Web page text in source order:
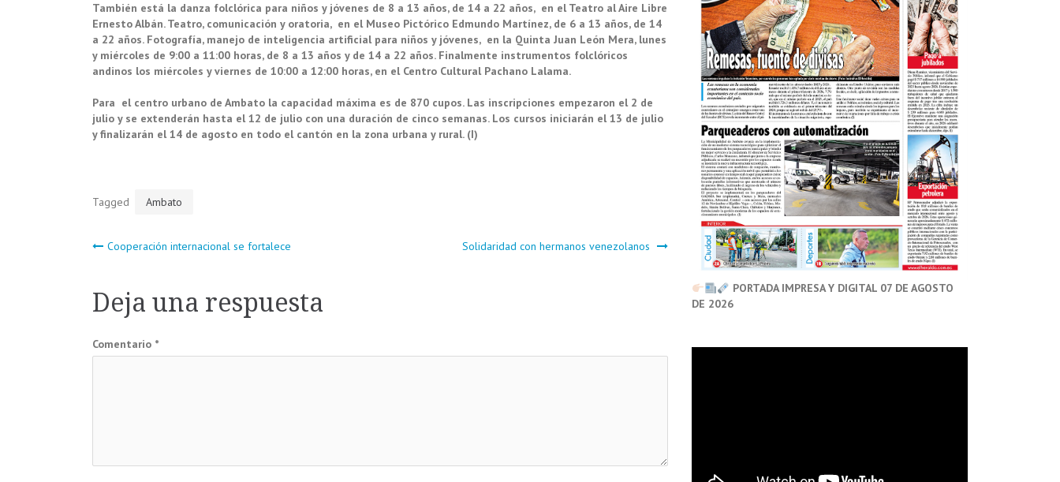
También está la danza folclórica para niños y jóvenes de 8 a 13 años, de 14 a 22 años, en el Teatro al Aire Libre
Ernesto Albán. Teatro, comunicación y oratoria, en el Museo Pictórico Edmundo Martínez, de 6 a 13 años, de 14
a 22 años. Fotografía, manejo de inteligencia artificial para niños y jóvenes, en la Quinta Juan León Mera, lunes
y miércoles de 9:00 a 11:00 horas, de 8 a 13 años y de 14 a 22 años. Finalmente instrumentos folclóricos
andinos los miércoles y viernes de 10:00 a 12:00 horas, en el Centro Cultural Pachano Lalama.
Para el centro urbano de Ambato la capacidad máxima es de 870 cupos. Las inscripciones empezaron el 2 de
julio y se extenderán hasta el 12 de julio con una duración de cinco semanas. Los cursos iniciarán el 13 de julio
y finalizarán el 14 de agosto en todo el cantón en la zona urbana y rural. (I)
Tagged Ambato
Navegación
de
entradas
Cooperación internacional se fortalece Solidaridad con hermanos venezolanos
Deja una respuesta
Comentario *
PORTADA IMPRESA Y DIGITAL 07 DE AGOSTO
DE 2026